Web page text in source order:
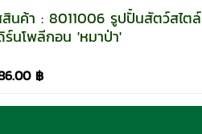
นค้า : 8011006 รูปปั้นสัตว์สไตล์
ร์นโพลีกอน 'หมาป่า'
฿